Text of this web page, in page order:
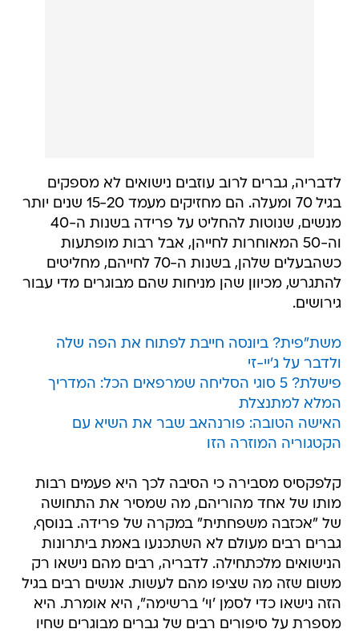
לדבריה, גברים לרוב עוזבים נישואים לא מספקים
בגיל 70 ומעלה. הם מחזיקים מעמד 15-20 שנים יותר
מנשים, שנוטות להחליט על פרידה בשנות ה-40
וה-50 המאוחרות לחייהן, אבל רבות מופתעות
כשהבעלים שלהן, בשנות ה-70 לחייהם, מחליטים
להתגרש, מכיוון שהן מניחות שהם מבוגרים מדי עבור
גירושים.
משת"פית? ביונסה חייבת לפתוח את הפה שלה
ולדבר על ג'יי-זי
פישלת? 5 סוגי הסליחה שמרפאים הכל: המדריך
המלא למתנצלת
האישה הטובה: פורנהאב שבר את השיא עם
הקטגוריה המוזרה הזו
קלפקסיס מסבירה כי הסיבה לכך היא פעמים רבות
מותו של אחד מהוריהם, מה שמסיר את התחושה
של "אכזבה משפחתית" במקרה של פרידה. בנוסף,
גברים רבים מעולם לא השתכנעו באמת ביתרונות
הנישואים מלכתחילה. לדבריה, רבים מהם נישאו רק
משום שזה מה שציפו מהם לעשות. אנשים רבים בגיל
הזה נישאו כדי לסמן 'וי' ברשימה", היא אומרת. היא
מספרת על סיפורים רבים של גברים מבוגרים שחיו